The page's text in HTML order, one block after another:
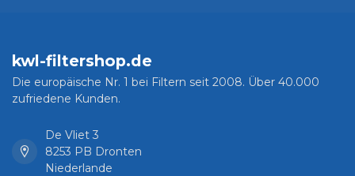
kwl-filtershop.de
Die europäische Nr. 1 bei Filtern seit 2008. Über 40.000
zufriedene Kunden.
De Vliet 3
8253 PB Dronten
Niederlande